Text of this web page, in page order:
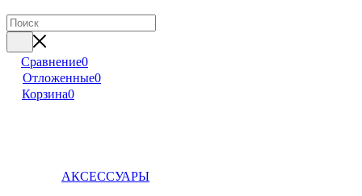
Сравнение0
Отложенные0
Корзина0
АКСЕССУАРЫ